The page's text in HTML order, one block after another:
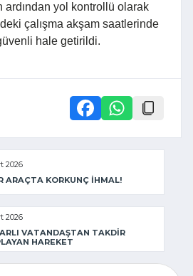
ardından yol kontrollü olarak
çalışma akşam saatlerinde
hale getirildi.
2026
ARAÇTA KORKUNÇ İHMAL!
2026
VATANDAŞTAN TAKDİR
HAREKET